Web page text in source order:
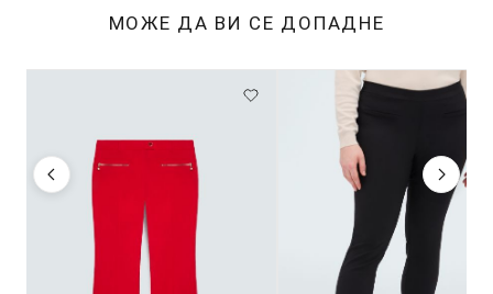
МОЖЕ ДА ВИ СЕ ДОПАДНЕ